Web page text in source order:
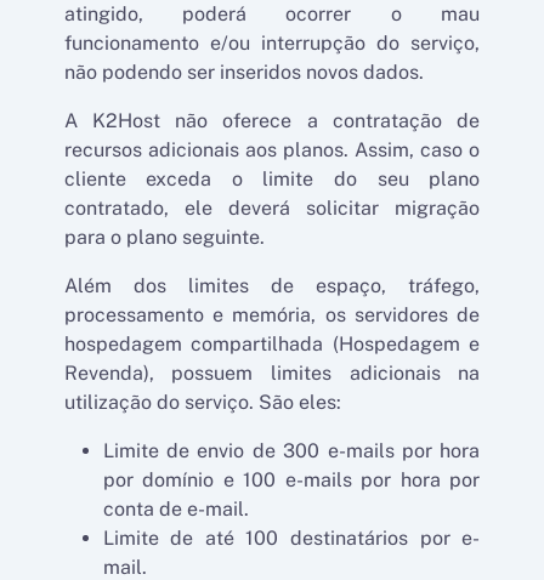
atingido, poderá ocorrer o mau
funcionamento e/ou interrupção do serviço,
não podendo ser inseridos novos dados.
A K2Host não oferece a contratação de
recursos adicionais aos planos. Assim, caso o
cliente exceda o limite do seu plano
contratado, ele deverá solicitar migração
para o plano seguinte.
Além dos limites de espaço, tráfego,
processamento e memória, os servidores de
hospedagem compartilhada (Hospedagem e
Revenda), possuem limites adicionais na
utilização do serviço. São eles:
Limite de envio de 300 e-mails por hora
por domínio e 100 e-mails por hora por
conta de e-mail.
Limite de até 100 destinatários por e-
mail.